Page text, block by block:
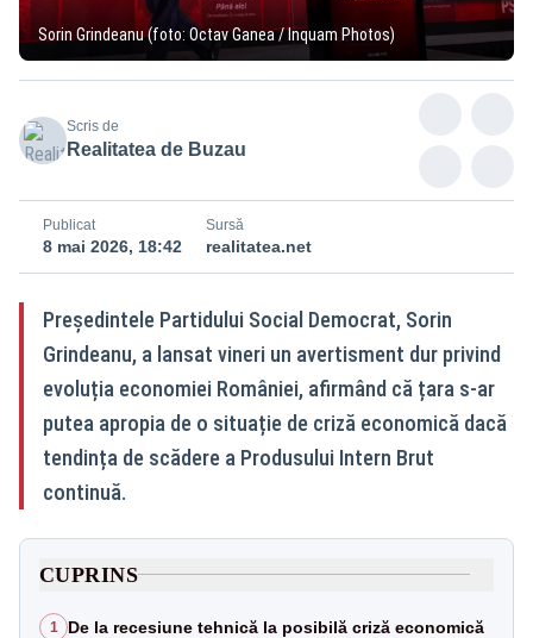
Sorin Grindeanu (foto: Octav Ganea / Inquam Photos)
Scris de
Realitatea de Buzau
Publicat
8 mai 2026, 18:42
Sursă
realitatea.net
Președintele Partidului Social Democrat, Sorin
Grindeanu, a lansat vineri un avertisment dur privind
evoluția economiei României, afirmând că țara s-ar
putea apropia de o situație de criză economică dacă
tendința de scădere a Produsului Intern Brut
continuă.
CUPRINS
1 De la recesiune tehnică la posibilă criză economică